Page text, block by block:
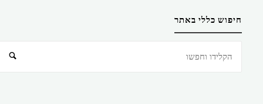
חיפוש כללי באתר